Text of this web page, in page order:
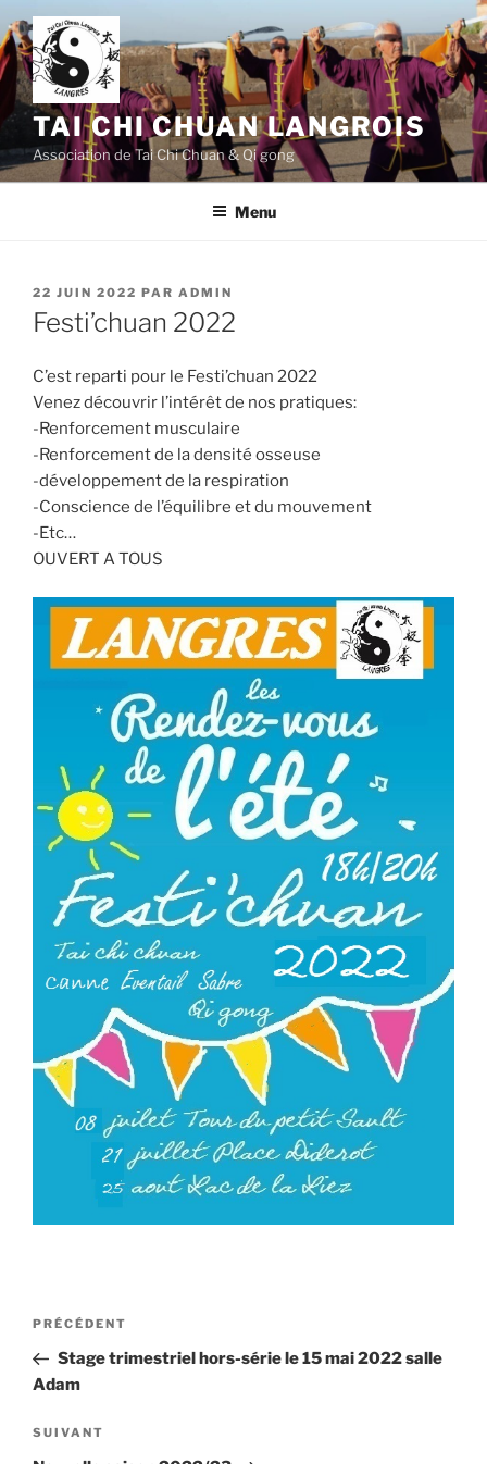
Aller
au
contenu
principal
TAI CHI CHUAN LANGROIS
Association de Tai Chi Chuan & Qi gong
Menu
PUBLIÉ
LE
22 JUIN 2022 PAR ADMIN
Festi’chuan 2022
C’est reparti pour le Festi’chuan 2022
Venez découvrir l’intérêt de nos pratiques:
-Renforcement musculaire
-Renforcement de la densité osseuse
-développement de la respiration
-Conscience de l’équilibre et du mouvement
-Etc…
OUVERT A TOUS
Navigation
l’article
Article
précédent
PRÉCÉDENT
Stage trimestriel hors-série le 15 mai 2022 salle
Adam
Article
SUIVANT